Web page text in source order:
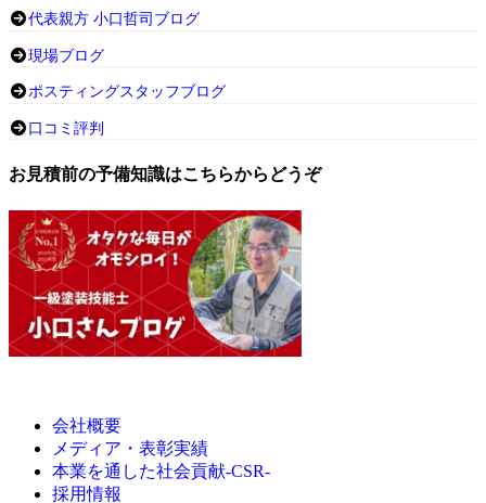
代表親方 小口哲司ブログ
現場ブログ
ポスティングスタッフブログ
口コミ評判
お見積前の予備知識はこちらからどうぞ
会社概要
メディア・表彰実績
本業を通した社会貢献-CSR-
採用情報